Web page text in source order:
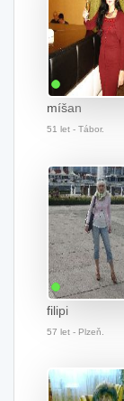
míšan
51 let - Tábor.
filipi
57 let - Plzeň.